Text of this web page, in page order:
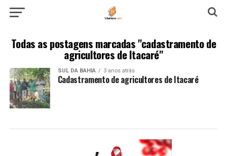
Todas as postagens marcadas "cadastramento de
agricultores de Itacaré"
SUL DA BAHIA 3 anos atrás
Cadastramento de agricultores de Itacaré